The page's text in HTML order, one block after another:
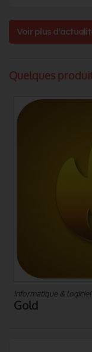
Voir plus
Quelques
Informatique &
Gold